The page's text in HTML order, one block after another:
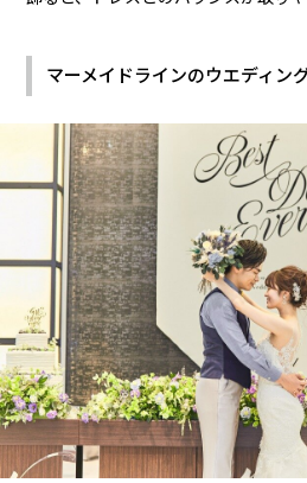
マーメイドラインのウエディン